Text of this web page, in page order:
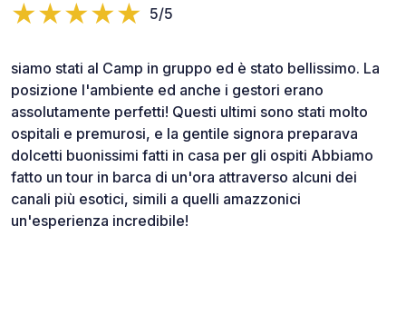
5/5
siamo stati al Camp in gruppo ed è stato bellissimo. La
posizione l'ambiente ed anche i gestori erano
assolutamente perfetti! Questi ultimi sono stati molto
ospitali e premurosi, e la gentile signora preparava
dolcetti buonissimi fatti in casa per gli ospiti Abbiamo
fatto un tour in barca di un'ora attraverso alcuni dei
canali più esotici, simili a quelli amazzonici
un'esperienza incredibile!